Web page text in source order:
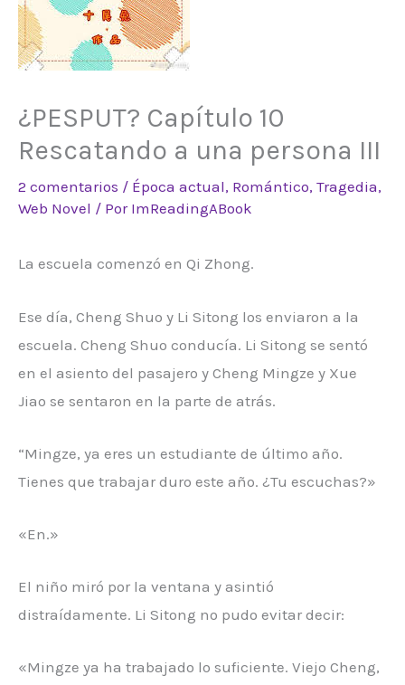
¿PESPUT? Capítulo 10
Rescatando a una persona III
2 comentarios / Época actual, Romántico, Tragedia,
Web Novel / Por ImReadingABook
La escuela comenzó en Qi Zhong.
Ese día, Cheng Shuo y Li Sitong los enviaron a la
escuela. Cheng Shuo conducía. Li Sitong se sentó
en el asiento del pasajero y Cheng Mingze y Xue
Jiao se sentaron en la parte de atrás.
“Mingze, ya eres un estudiante de último año.
Tienes que trabajar duro este año. ¿Tu escuchas?»
«En.»
El niño miró por la ventana y asintió
distraídamente. Li Sitong no pudo evitar decir:
«Mingze ya ha trabajado lo suficiente. Viejo Cheng,